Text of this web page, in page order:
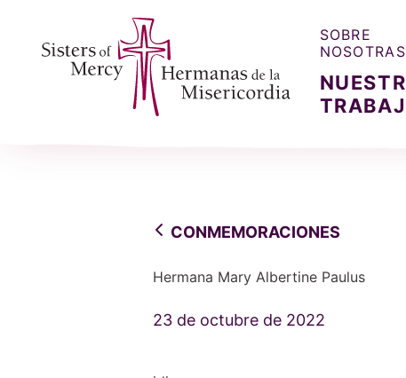
SOBRE
NOSOTRAS
CONMEMORACIONES
Hermana Mary Albertine Paulus
23 de octubre de 2022